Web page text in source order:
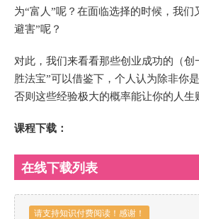
为“富人”呢？在面临选择的时候，我们
避害”呢？
对此，我们来看看那些创业成功的（创
胜法宝”可以借鉴下，个人认为除非你
否则这些经验极大的概率能让你的人生
课程下载：
在线下载列表
请支持知识付费阅读！感谢！